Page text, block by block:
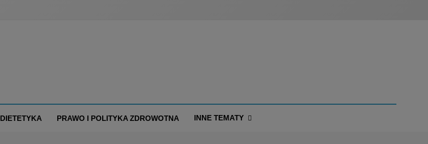
DIETETYKA PRAWO I POLITYKA ZDROWOTNA INNE TEMATY